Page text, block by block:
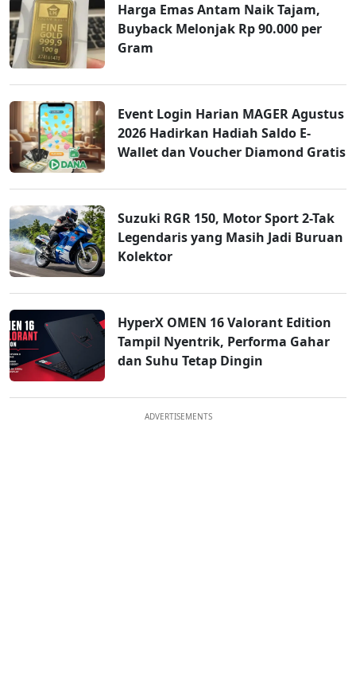
Harga Emas Antam Naik Tajam,
Buyback Melonjak Rp 90.000 per
Gram
Event Login Harian MAGER Agustus
2026 Hadirkan Hadiah Saldo E-
Wallet dan Voucher Diamond Gratis
Suzuki RGR 150, Motor Sport 2-Tak
Legendaris yang Masih Jadi Buruan
Kolektor
HyperX OMEN 16 Valorant Edition
Tampil Nyentrik, Performa Gahar
dan Suhu Tetap Dingin
ADVERTISEMENTS